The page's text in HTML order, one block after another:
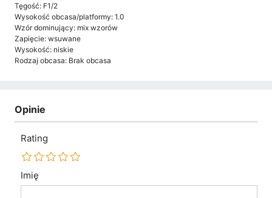
Tęgość: F1/2
Wysokość obcasa/platformy: 1.0
Wzór dominujący: mix wzorów
Zapięcie: wsuwane
Wysokość: niskie
Rodzaj obcasa: Brak obcasa
Opinie
Rating
Imię